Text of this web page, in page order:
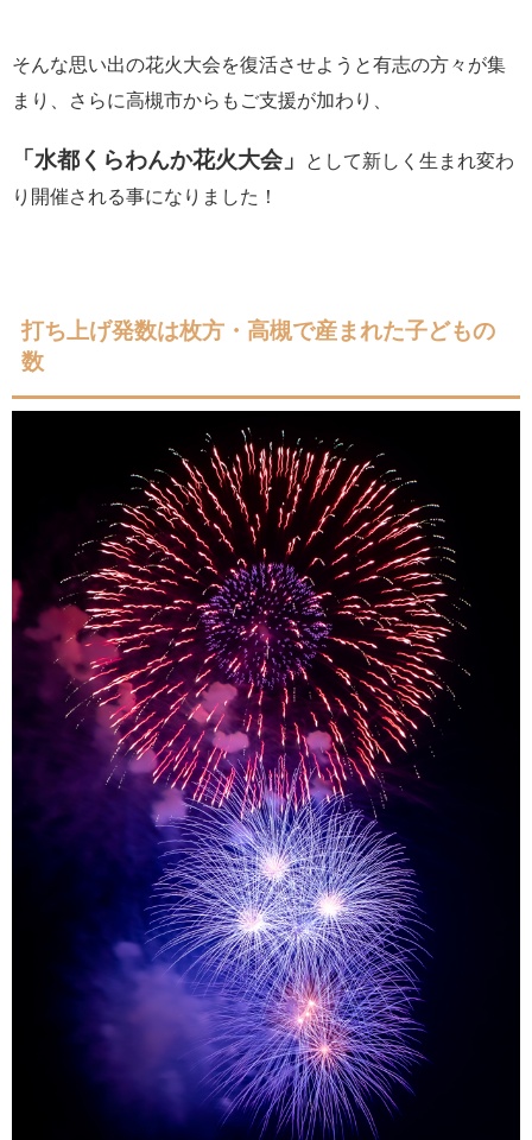
そんな思い出の花火大会を復活させようと有志の方々が集
まり、さらに高槻市からもご支援が加わり、
「水都くらわんか花火大会」
として新しく生まれ変わ
り開催される事になりました！
打ち上げ発数は枚方・高槻で産まれた子どもの
数